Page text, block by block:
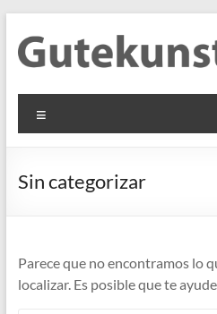
contenido
Gutekunst
Formfedern
GmbH
Informationen
Flachmaterial
Sin categorizar
Parece que no encontramos lo
localizar. Es posible que te